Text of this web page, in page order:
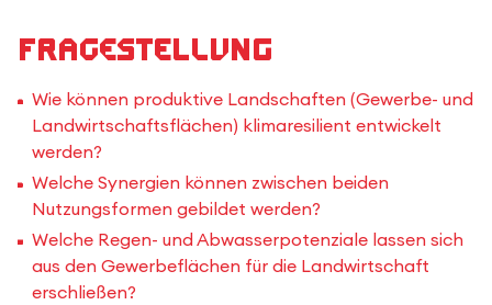
Fragestellung
Wie können produktive Landschaften (Gewerbe- und
Landwirtschaftsflächen) klimaresilient entwickelt
werden?
Welche Synergien können zwischen beiden
Nutzungsformen gebildet werden?
Welche Regen- und Abwasserpotenziale lassen sich
aus den Gewerbeflächen für die Landwirtschaft
erschließen?